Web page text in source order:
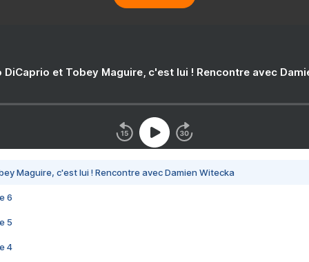
DiCaprio et Tobey Maguire, c'est lui ! Rencontre avec
Maguire, c'est lui ! Rencontre avec Damien Witecka
6
5
4